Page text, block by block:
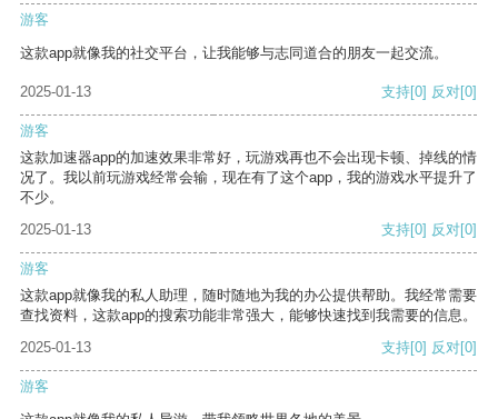
游客
这款app就像我的社交平台，让我能够与志同道合的朋友一起交流。
2025-01-13 支持[0] 反对[0]
游客
这款加速器app的加速效果非常好，玩游戏再也不会出现卡顿、掉线的情
况了。我以前玩游戏经常会输，现在有了这个app，我的游戏水平提升了
不少。
2025-01-13
支持[0] 反对[0]
游客
这款app就像我的私人助理，随时随地为我的办公提供帮助。我经常需要
查找资料，这款app的搜索功能非常强大，能够快速找到我需要的信息。
2025-01-13
支持[0] 反对[0]
游客